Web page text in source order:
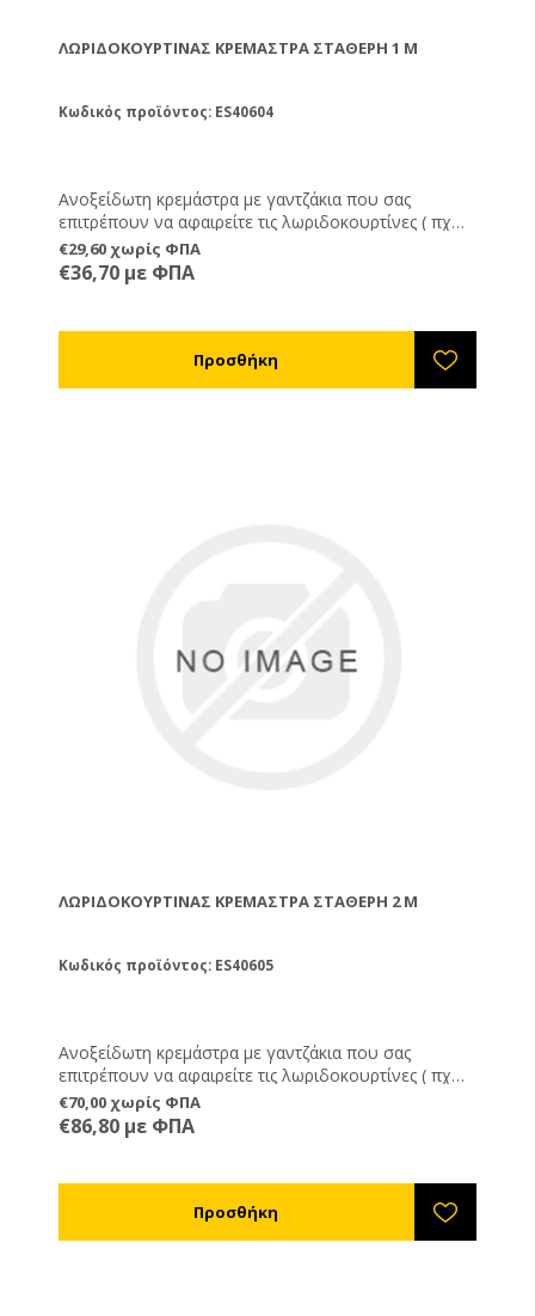
ΛΩΡΙΔΟΚΟΥΡΤΊΝΑΣ ΚΡΕΜΆΣΤΡΑ ΣΤΑΘΕΡΉ 1 M
Κωδικός προϊόντος: ES40604
Ανοξείδωτη κρεμάστρα με γαντζάκια που σας
επιτρέπουν να αφαιρείτε τις λωριδοκουρτίνες ( πχ
για να τις καθαρίσετε )
€29,60 χωρίς ΦΠΑ
€36,70 με ΦΠΑ
ΛΩΡΙΔΟΚΟΥΡΤΊΝΑΣ ΚΡΕΜΆΣΤΡΑ ΣΤΑΘΕΡΉ 2 M
Κωδικός προϊόντος: ES40605
Ανοξείδωτη κρεμάστρα με γαντζάκια που σας
επιτρέπουν να αφαιρείτε τις λωριδοκουρτίνες ( πχ
για να τις καθαρίσετε )
€70,00 χωρίς ΦΠΑ
€86,80 με ΦΠΑ